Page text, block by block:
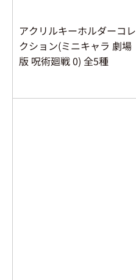
アクリルキーホルダーコレ
クション(ミニキャラ 劇場
版 呪術廻戦 0) 全5種